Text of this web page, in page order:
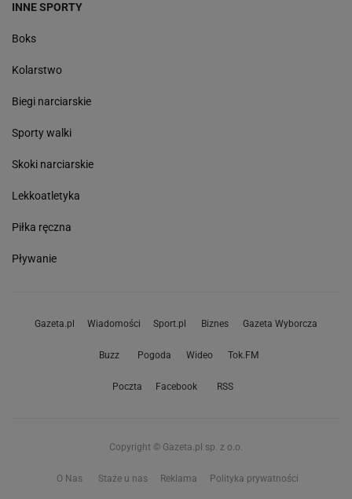
INNE SPORTY
Boks
Kolarstwo
Biegi narciarskie
Sporty walki
Skoki narciarskie
Lekkoatletyka
Piłka ręczna
Pływanie
Gazeta.pl Wiadomości Sport.pl Biznes Gazeta Wyborcza
Buzz Pogoda Wideo Tok.FM
Poczta Facebook RSS
Copyright © Gazeta.pl sp. z o.o.
O Nas Staże u nas Reklama Polityka prywatności